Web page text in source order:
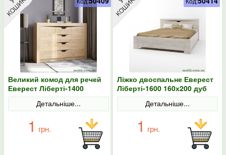
Великий комод для речей
Еверест Ліберті-1400
140х38х98.5 дуб крафт
золотийДетальніше...
1 грн.
Ліжко двоспальне Еверест
Ліберті-1600 160х200 дуб
крафт білий
Детальніше...
1 грн.